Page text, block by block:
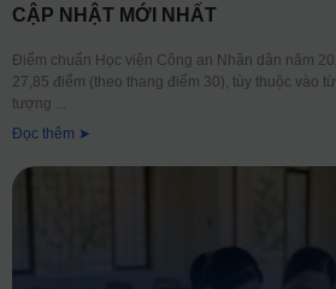
CẬP NHẬT MỚI NHẤT
Điểm chuẩn Học viện Công an Nhân dân năm
27,85 điểm (theo thang điểm 30), tùy thuộc vào
tượng
Đọc thêm ➤